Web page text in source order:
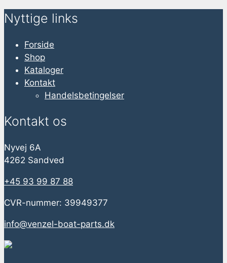
Nyttige links
Forside
Shop
Kataloger
Kontakt
Handelsbetingelser
Kontakt os
Nyvej 6A
4262 Sandved
+45 93 99 87 88
CVR-nummer: 39949377
info@venzel-boat-parts.dk